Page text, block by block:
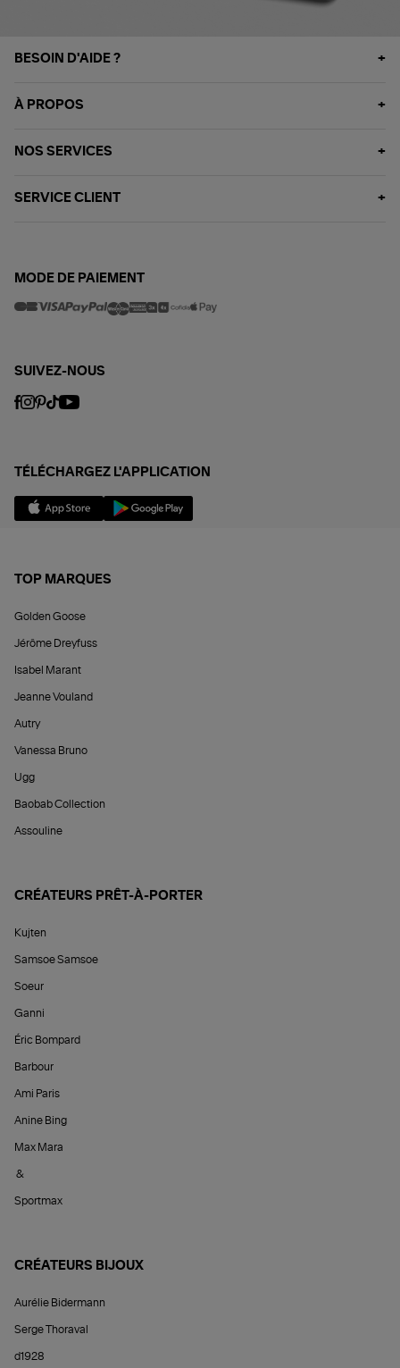
BESOIN D'AIDE ?
À PROPOS
NOS SERVICES
SERVICE CLIENT
MODE DE PAIEMENT
SUIVEZ-NOUS
TÉLÉCHARGEZ L'APPLICATION
TOP MARQUES
Golden Goose
Jérôme Dreyfuss
Isabel Marant
Jeanne Vouland
Autry
Vanessa Bruno
Ugg
Baobab Collection
Assouline
CRÉATEURS PRÊT-À-PORTER
Kujten
Samsoe Samsoe
Soeur
Ganni
Éric Bompard
Barbour
Ami Paris
Anine Bing
Max Mara
&
Sportmax
CRÉATEURS BIJOUX
Aurélie Bidermann
Serge Thoraval
d1928